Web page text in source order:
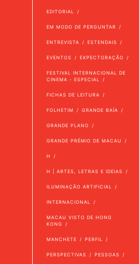
EDITORIAL
EM MODO DE PERGUNTAR
ENTREVISTA ESTENDAIS
EVENTOS EXPECTORAÇÃO
FESTIVAL INTERNACIONAL DE
CINEMA - ESPECIAL
FICHAS DE LEITURA
FOLHETIM GRANDE BAÍA
GRANDE PLANO
GRANDE PRÉMIO DE MACAU
H
H | ARTES, LETRAS E IDEIAS
ILUMINAÇÃO ARTIFICIAL
INTERNACIONAL
MACAU VISTO DE HONG
KONG
MANCHETE PERFIL
PERSPECTIVAS PESSOAS